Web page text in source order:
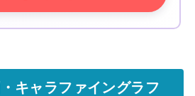
キャラファイングラフ